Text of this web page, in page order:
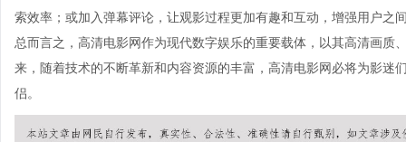
索效率；或加入弹幕评论，让观影过程更加有趣和互动，增强用户之
总而言之，高清电影网作为现代数字娱乐的重要载体，以其高清画
来，随着技术的不断革新和内容资源的丰富，高清电影网必将为影迷
侣。